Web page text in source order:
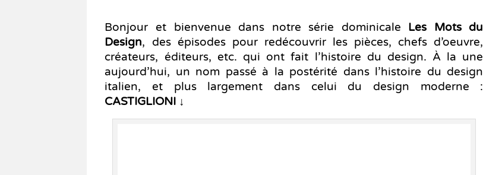
Bonjour et bienvenue dans notre série dominicale Les Mots du
Design, des épisodes pour redécouvrir les pièces, chefs d’oeuvre,
créateurs, éditeurs, etc. qui ont fait l’histoire du design. À la une
aujourd’hui, un nom passé à la postérité dans l’histoire du design
italien, et plus largement dans celui du design moderne :
CASTIGLIONI ↓